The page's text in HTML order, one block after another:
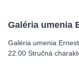
Galéria umenia
Galéria umenia
22:00 Stručná